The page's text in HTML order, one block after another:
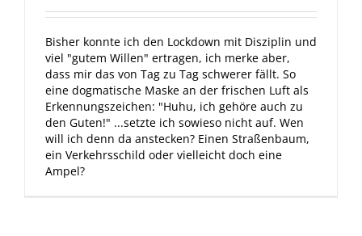
Bisher konnte ich den Lockdown mit Disziplin und
viel "gutem Willen" ertragen, ich merke aber,
dass mir das von Tag zu Tag schwerer fällt. So
eine dogmatische Maske an der frischen Luft als
Erkennungszeichen: "Huhu, ich gehöre auch zu
den Guten!" ...setzte ich sowieso nicht auf. Wen
will ich denn da anstecken? Einen Straßenbaum,
ein Verkehrsschild oder vielleicht doch eine
Ampel?